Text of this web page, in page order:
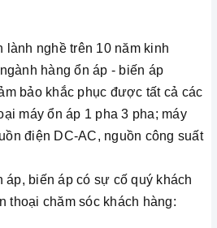
nghề trên 10 năm kinh
hàng ổn áp - biến áp
bảo khắc phục được tất cả các
máy ổn áp 1 pha 3 pha; máy
điện DC-AC, nguồn công suất
áp, biến áp có sự cố quý khách
thoại chăm sóc khách hàng: